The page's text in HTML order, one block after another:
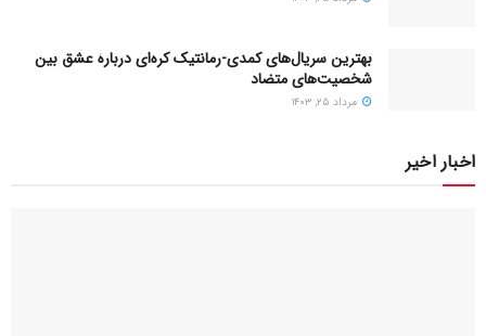
بهترین سریال‌های کمدی-رمانتیک کره‌ای دربارۀ عشق بین
شخصیت‌های متضاد
مرداد ۲۵, ۱۴۰۳
اخبار اخیر